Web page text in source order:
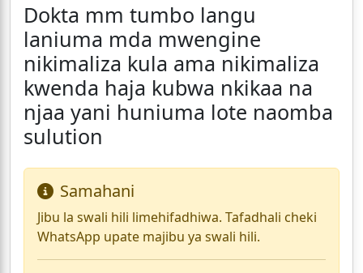
Dokta mm tumbo langu
laniuma mda mwengine
nikimaliza kula ama nikimaliza
kwenda haja kubwa nkikaa na
njaa yani huniuma lote naomba
sulution
Samahani
Jibu la swali hili limehifadhiwa. Tafadhali cheki
WhatsApp upate majibu ya swali hili.